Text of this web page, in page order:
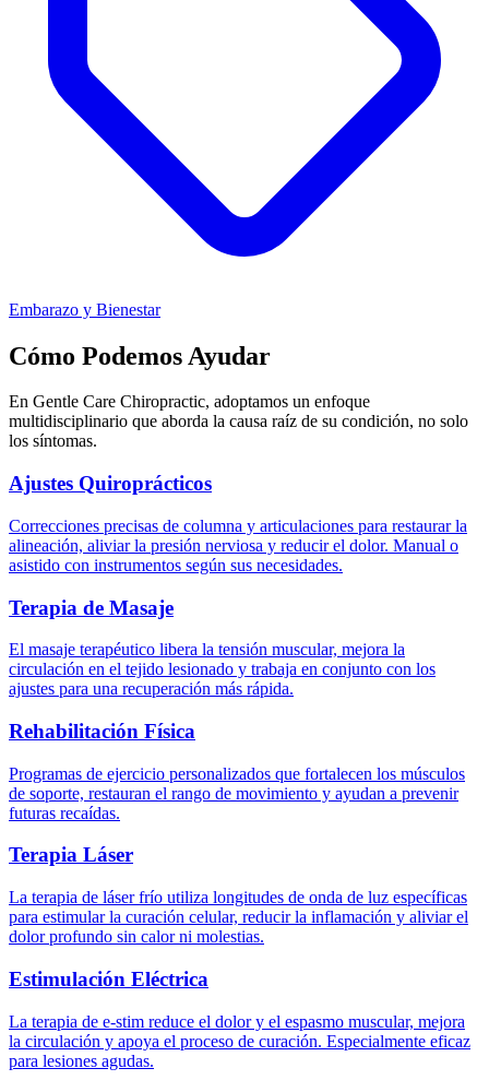
Embarazo y Bienestar
Cómo Podemos Ayudar
En Gentle Care Chiropractic, adoptamos un enfoque
multidisciplinario que aborda la causa raíz de su condición, no solo
los síntomas.
Ajustes Quiroprácticos
Correcciones precisas de columna y articulaciones para restaurar la
alineación, aliviar la presión nerviosa y reducir el dolor. Manual o
asistido con instrumentos según sus necesidades.
Terapia de Masaje
El masaje terapéutico libera la tensión muscular, mejora la
circulación en el tejido lesionado y trabaja en conjunto con los
ajustes para una recuperación más rápida.
Rehabilitación Física
Programas de ejercicio personalizados que fortalecen los músculos
de soporte, restauran el rango de movimiento y ayudan a prevenir
futuras recaídas.
Terapia Láser
La terapia de láser frío utiliza longitudes de onda de luz específicas
para estimular la curación celular, reducir la inflamación y aliviar el
dolor profundo sin calor ni molestias.
Estimulación Eléctrica
La terapia de e-stim reduce el dolor y el espasmo muscular, mejora
la circulación y apoya el proceso de curación. Especialmente eficaz
para lesiones agudas.